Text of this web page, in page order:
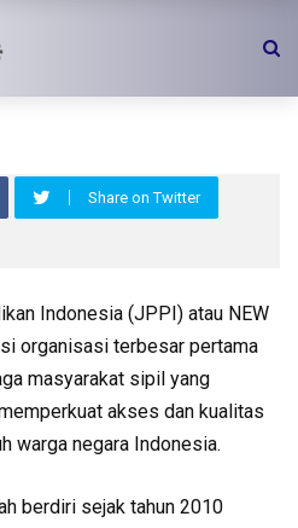
Share on Twitter
Indonesia (JPPI) atau NEW
organisasi terbesar pertama
masyarakat sipil yang
akses dan kualitas
warga negara Indonesia.
berdiri sejak tahun 2010